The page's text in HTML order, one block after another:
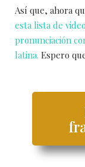
Así que, ahora
esta lista de
pronunciación
latina. Espero